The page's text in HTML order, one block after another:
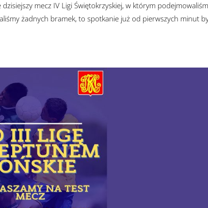
mecz IV Ligi Świętokrzyskiej, w którym
żadnych bramek, to spotkanie już od pierwszych minut